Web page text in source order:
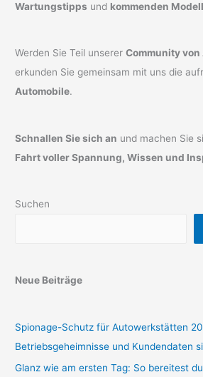
Wartungstipps und kommenden
Werden Sie Teil unsererCommunity
erkunden Sie gemeinsam mit uns die
Automobile.
Schnallen Sie sich an und machen Sie
Fahrt voller Spannung, Wissen und
Suchen
Neue Beiträge
Spionage-Schutz für Autowerkstätten
Betriebsgeheimnisse und Kundendaten
Glanz wie am ersten Tag: So bereitest